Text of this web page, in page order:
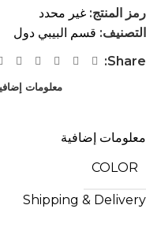
رمز المنتج: غير محدد
التصنيف: قسم البيبي دول
Share:
معلومات
معلومات إضافية
COLOR
Shipping & Delivery